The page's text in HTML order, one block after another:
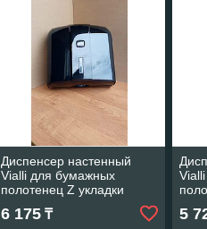
Диспенсер настенный
Vialli для бумажных
полотенец Z укладки
6 175₸ 5